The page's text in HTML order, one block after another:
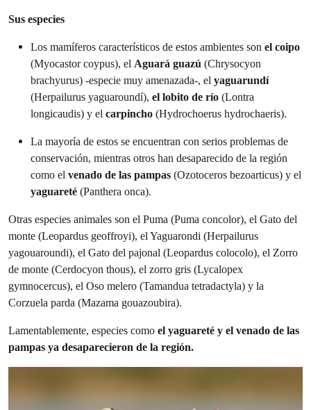
Sus especies
Los mamíferos característicos de estos ambientes son el coipo
(Myocastor coypus), el Aguará guazú (Chrysocyon
brachyurus) -especie muy amenazada-, el yaguarundí
(Herpailurus yaguaroundí), el lobito de río (Lontra
longicaudis) y el carpincho (Hydrochoerus hydrochaeris).
La mayoría de estos se encuentran con serios problemas de
conservación, mientras otros han desaparecido de la región
como el venado de las pampas (Ozotoceros bezoarticus) y el
yaguareté (Panthera onca).
Otras especies animales son el Puma (Puma concolor), el Gato del
monte (Leopardus geoffroyi), el Yaguarondi (Herpailurus
yagouaroundi), el Gato del pajonal (Leopardus colocolo), el Zorro
de monte (Cerdocyon thous), el zorro gris (Lycalopex
gymnocercus), el Oso melero (Tamandua tetradactyla) y la
Corzuela parda (Mazama gouazoubira).
Lamentablemente, especies como el yaguareté y el venado de las
pampas ya desaparecieron de la región.